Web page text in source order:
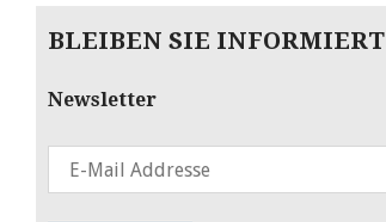
BLEIBEN SIE INFORMIERT
Newsletter